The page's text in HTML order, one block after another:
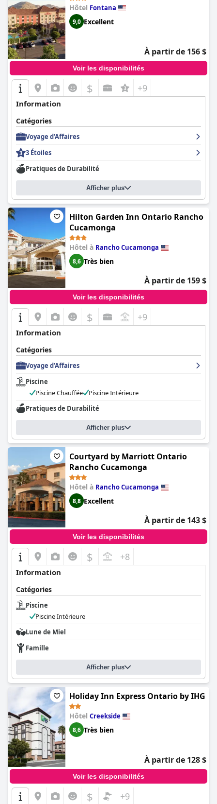
Hôtel Fontana
9,0 Excellent
À partir de 156 $
Voir les disponibilités
$ +9
Information
Catégories
Voyage d'Affaires
3 Étoiles
Pratiques de Durabilité
Afficher plus
Hilton Garden Inn Ontario Rancho
Cucamonga
Hôtel à Rancho Cucamonga
8,6 Très bien
À partir de 159 $
Voir les disponibilités
$ +9
Information
Catégories
Voyage d'Affaires
Piscine
Piscine Chauffée
Piscine Intérieure
Pratiques de Durabilité
Afficher plus
Courtyard by Marriott Ontario
Rancho Cucamonga
Hôtel à Rancho Cucamonga
8,8 Excellent
À partir de 143 $
Voir les disponibilités
$ +8
Information
Catégories
Piscine
Piscine Intérieure
Lune de Miel
Famille
Afficher plus
Holiday Inn Express Ontario by IHG
Hôtel Creekside
8,6 Très bien
À partir de 128 $
Voir les disponibilités
$ +9